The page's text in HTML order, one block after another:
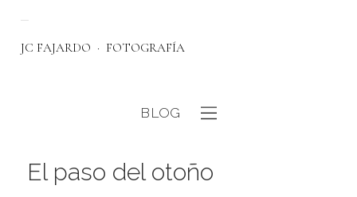
JC FAJARDO FOTOGRAFÍA
BLOG
El paso del otoño